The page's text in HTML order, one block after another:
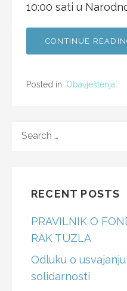
10:00 sati u
CONTINUE
Posted in: Obavještenja
FOR:
RECENT POSTS
PRAVILNIK O
RAK TUZLA
Odluku o
solidarnosti